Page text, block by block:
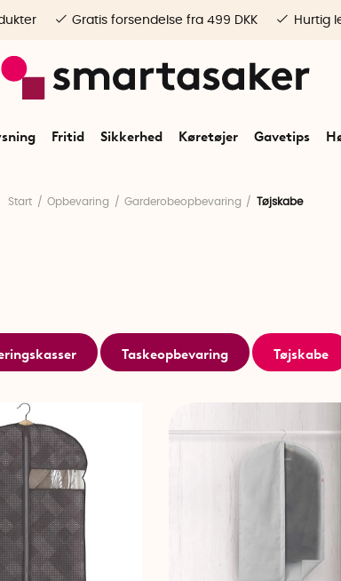
Fritid Sikkerhed Køretøjer Gavetips
Gratis forsendelse fra 499 DKK Hurtig
Start Opbevaring Garderobeopbevaring Tøjskabe
Taskeopbevaring Tøjskabe